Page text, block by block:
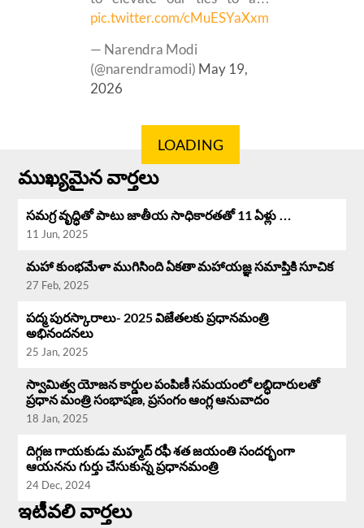
pic.twitter.com/cMuESYaXxm
— Narendra Modi
(@narendramodi) May 19,
2026
LOADING
ముఖ్యమైన వార్తలు
సమగ్ర వృద్ధి‌తో పాటు జాతీయ సాధికారతతో 11 ఏళ్లు …
11 Jun, 2025
మహా కుంభమేళా ముగిసింది ఏకతా మహాయజ్ఞ సమాప్తికి సూచిక
27 Feb, 2025
పద్మ పురస్కారాలు- 2025 విజేతలకు ప్రధానమంత్రి
అభినందనలు
25 Jan, 2025
స్వామిత్వ యోజన కార్డుల పంపిణీ సమయంలో లబ్ధిదారులతో
ప్రధాన మంత్రి సంభాషణ, ప్రసంగం ఆంగ్ల ఆనువాదం
18 Jan, 2025
దిగ్గజ గాయకుడు మహ్మద్ రఫీ శత జయంతి సందర్భంగా
ఆయనను గుర్తు చేసుకున్న ప్రధానమంత్రి
24 Dec, 2024
ఇటీవలి వార్తలు